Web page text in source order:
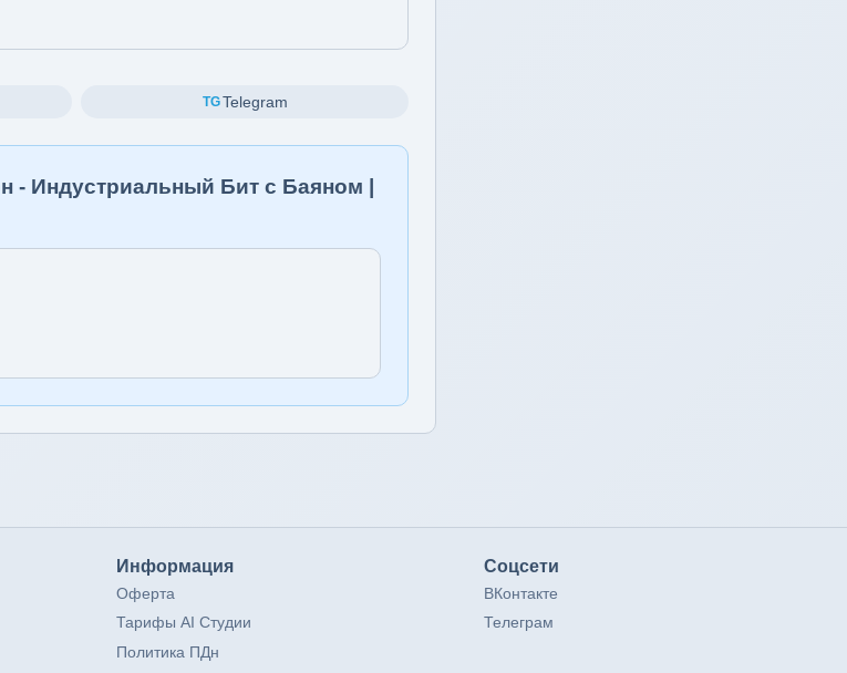
TGTelegram
- Индустриальный Бит с Баяном |
Информация
Оферта
Тарифы AI Студии
Политика ПДн
Соцсети
ВКонтакте
Телеграм